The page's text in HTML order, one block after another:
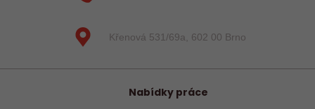
Křenová 531/69a, 602 00 Brno
Nabídky práce